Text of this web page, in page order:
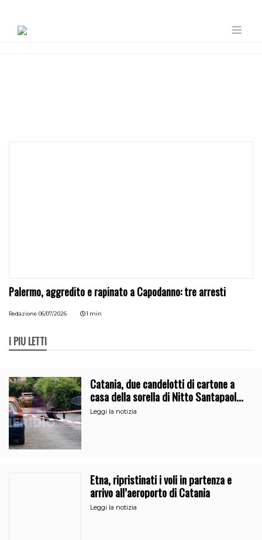
Palermo, aggredito e rapinato a Capodanno: tre arresti
Redazione 06/07/2026 1 min
I PIÙ LETTI
Catania, due candelotti di cartone a
casa della sorella di Nitto Santapaola.
Le indagini
Leggi la notizia
Etna, ripristinati i voli in partenza e
arrivo all’aeroporto di Catania
Leggi la notizia